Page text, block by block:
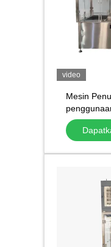
video
Mesin
Mudah
Plastik